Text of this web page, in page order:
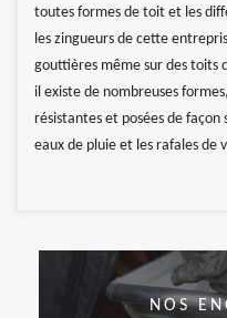
toutes formes de toit et les
les zingueurs de cette
gouttières même sur des toits
il existe de nombreuses
résistantes et posées de façon
eaux de pluie et les rafales de
NOS